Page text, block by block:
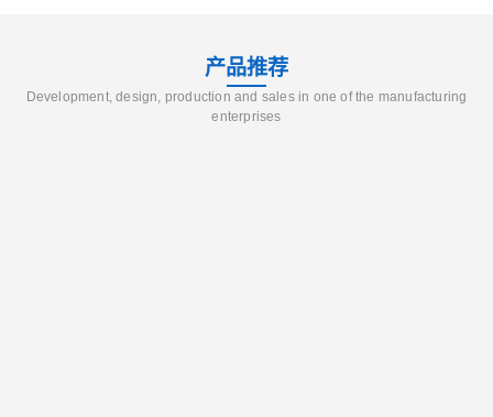
产品推荐
Development, design, production and sales in one of the manufacturing
enterprises